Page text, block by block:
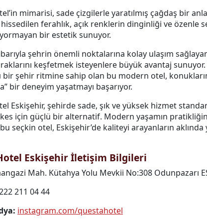
mimarisi, sade çizgilerle yaratılmış çağdaş bir
hissedilen ferahlık, açık renklerin dinginliği ve
bir estetik sunuyor.
şehrin önemli noktalarına kolay ulaşım
keşfetmek isteyenlere büyük avantaj
bir şehir ritmine sahip olan bu modern otel,
bir deneyim yaşatmayı başarıyor.
Eskişehir, şehirde sade, şık ve yüksek hizmet
için güçlü bir alternatif. Modern yaşamın
seçkin otel, Eskişehir’de kaliteyi arayanların
Eskişehir İletişim Bilgileri
Mah. Kütahya Yolu Mevkii No:308 Odunpazarı
211 04 44
instagram.com/questahotel